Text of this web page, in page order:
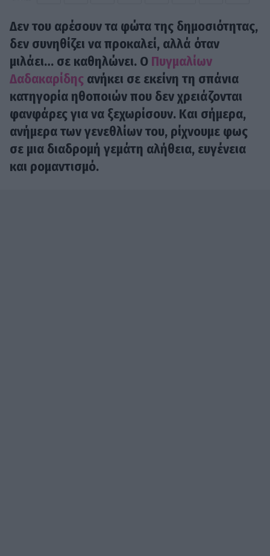
Δεν του αρέσουν τα φώτα της δημοσιότητας,
δεν συνηθίζει να προκαλεί, αλλά όταν
μιλάει… σε καθηλώνει. Ο Πυγμαλίων
Δαδακαρίδης ανήκει σε εκείνη τη σπάνια
κατηγορία ηθοποιών που δεν χρειάζονται
φανφάρες για να ξεχωρίσουν. Και σήμερα,
ανήμερα των γενεθλίων του, ρίχνουμε φως
σε μια διαδρομή γεμάτη αλήθεια, ευγένεια
και ρομαντισμό.